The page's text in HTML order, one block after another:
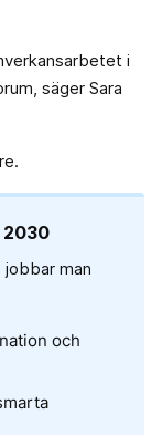
i
säger Sara
2030
man
och